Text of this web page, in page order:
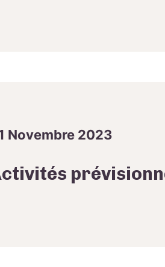
Novembre 2023